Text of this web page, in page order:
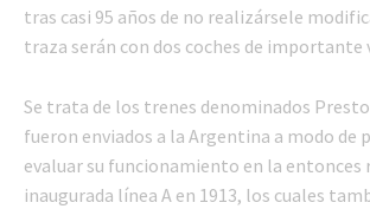
tras casi 95 años de no realizársele
traza serán con dos coches de
Se trata de los trenes denominados
fueron enviados a la Argentina a modo de
evaluar su funcionamiento en la
inaugurada línea A en 1913, los cuales